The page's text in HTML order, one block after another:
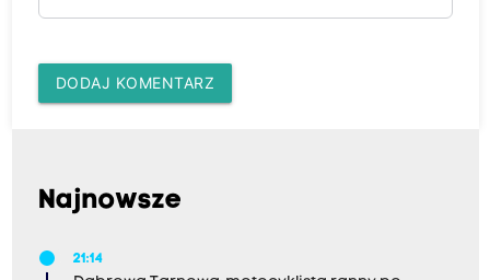
DODAJ KOMENTARZ
Najnowsze
21:14